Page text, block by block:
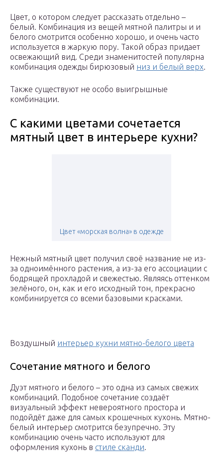
Цвет, о котором следует рассказать отдельно –
белый. Комбинация из вещей мятной палитры и и
белого смотрится особенно хорошо, и очень часто
используется в жаркую пору. Такой образ придает
освежающий вид. Среди знаменитостей популярна
комбинация одежды бирюзовый низ и белый верх.
Также существуют не особо выигрышные
комбинации.
С какими цветами сочетается
мятный цвет в интерьере кухни?
Цвет «морская волна» в одежде
Нежный мятный цвет получил своё название не из-
за одноимённого растения, а из-за его ассоциации с
бодрящей прохладой и свежестью. Являясь оттенком
зелёного, он, как и его исходный тон, прекрасно
комбинируется со всеми базовыми красками.
Воздушный интерьер кухни мятно-белого цвета
Сочетание мятного и белого
Дуэт мятного и белого – это одна из самых свежих
комбинаций. Подобное сочетание создаёт
визуальный эффект невероятного простора и
подойдёт даже для самых крошечных кухонь. Мятно-
белый интерьер смотрится безупречно. Эту
комбинацию очень часто используют для
оформления кухонь в стиле сканди.